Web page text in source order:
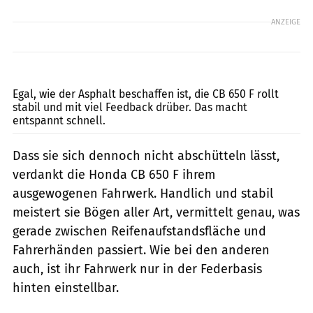
ANZEIGE
Egal, wie der Asphalt beschaffen ist, die CB 650 F rollt
stabil und mit viel Feedback drüber. Das macht
entspannt schnell.
Dass sie sich dennoch nicht abschütteln lässt,
verdankt die Honda CB 650 F ihrem
ausgewogenen Fahrwerk. Handlich und stabil
meistert sie Bögen aller Art, vermittelt genau, was
gerade zwischen Reifenaufstandsfläche und
Fahrerhänden passiert. Wie bei den anderen
auch, ist ihr Fahrwerk nur in der Federbasis
hinten einstellbar.